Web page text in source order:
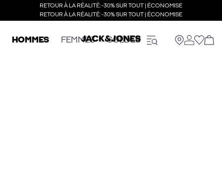
RETOUR À LA RÉALITÉ: -30% SUR TOUT | ÉCONOMISE
RETOUR À LA RÉALITÉ: -30% SUR TOUT | ÉCONOMISE
HOMMES FEMMES SOLDES